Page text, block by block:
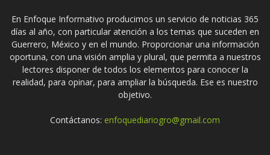
En Enfoque Informativo producimos un servicio de noticias 365
días al año, con particular atención a los temas que suceden en
Guerrero, México y en el mundo. Proporcionar una información
oportuna, con una visión amplia y plural, que permita a nuestros
lectores disponer de todos los elementos para conocer la
realidad, para opinar, para ampliar la búsqueda. Ese es nuestro
objetivo.
Contáctanos: enfoquediariogro@gmail.com